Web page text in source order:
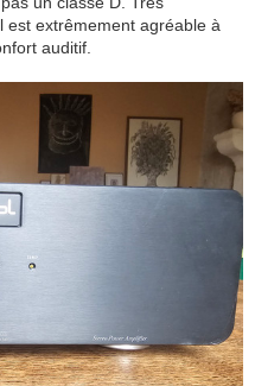
extrêmement agréable à
auditif.